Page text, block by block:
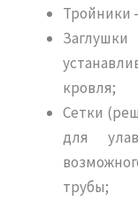
Тройники
кровля;
Сетки
для
трубы;